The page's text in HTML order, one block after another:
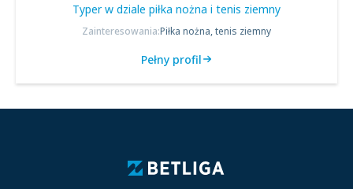
Typer w dziale piłka nożna i tenis ziemny
Zainteresowania:Piłka nożna, tenis ziemny
Pełny profil